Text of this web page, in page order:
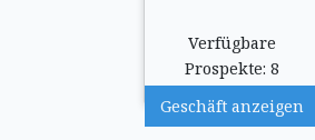
Verfügbare
Prospekte: 8
Geschäft anzeigen